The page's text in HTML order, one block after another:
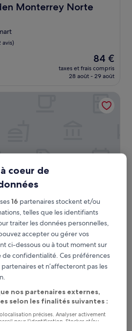
Monterrey Norte
Norte
avis)
Le
nouveau
prix
de
84 €
84 €
taxes et frais compris
28 août - 29 août
Marriott Monterrey
Monterrey Universidad
prix
est
82 €
11 août - 12 août
coeur de
16 partenaires stockent et/ou
telles que les identifiants
traiter les données personnelles,
accepter ou gérer vos
ci-dessous ou à tout moment sur
de confidentialité. Ces préférences
et n’affecteront pas les
nos partenaires externes,
selon les finalités suivantes :
précises. Analyser activement
pour l’identification. Stocker et/ou